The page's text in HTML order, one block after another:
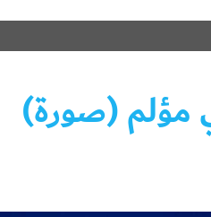
مؤلم (صورة)